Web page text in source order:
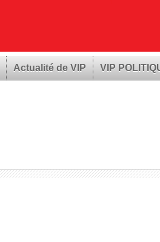
Actualité de VIP VIP